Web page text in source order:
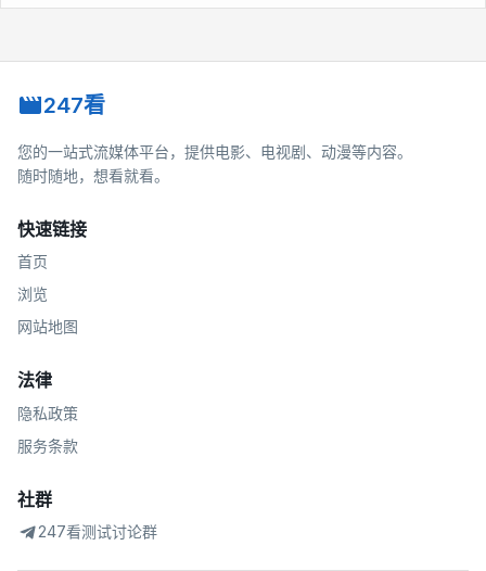
247看
您的一站式流媒体平台，提供电影、电视剧、动漫等内容。
随时随地，想看就看。
快速链接
首页
浏览
网站地图
法律
隐私政策
服务条款
社群
247看测试讨论群